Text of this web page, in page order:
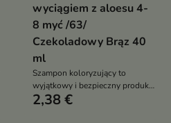
wyciągiem z aloesu 4-
8 myć /63/
Czekoladowy Brąz 40
ml
Szampon koloryzujący to
wyjątkowy i bezpieczny produkt
do koloryzacji włosów
2,38 €